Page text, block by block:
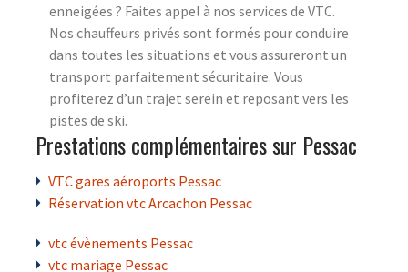
enneigées ? Faites appel à nos services de VTC.
Nos chauffeurs privés sont formés pour conduire
dans toutes les situations et vous assureront un
transport parfaitement sécuritaire. Vous
profiterez d’un trajet serein et reposant vers les
pistes de ski.
Prestations complémentaires sur Pessac
VTC gares aéroports Pessac
Réservation vtc Arcachon Pessac
vtc évènements Pessac
vtc mariage Pessac